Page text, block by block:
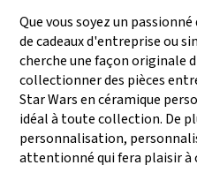
Que vous soyez un
de cadeaux d'entreprise ou
cherche une façon originale
collectionner des pièces
Star Wars en céramique
idéal à toute collection. De
personnalisation,
attentionné qui fera plaisir à